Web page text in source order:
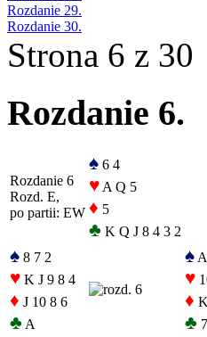
Rozdanie 29.
Rozdanie 30.
Strona 6 z 30
Rozdanie 6.
Rozdanie 6
Rozd. E,
po partii: EW
♠ 6 4
♥ A Q 5
♦ 5
♣ K Q J 8 4 3 2
♠ 8 7 2
♥ K J 9 8 4
♦ J 10 8 6
♣ A
♠
♥
♦
♣ 7